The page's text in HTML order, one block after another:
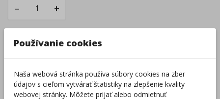
– +
Do košíka
Pri nákupe zaďalších 49.00
získatedopravu zadarmo.
Používanie cookies
Naša webová stránka používa súbory cookies na zber
údajov s cieľom vytvárať štatistiky na zlepšenie kvality
webovej stránky. Môžete prijať alebo odmietnuť